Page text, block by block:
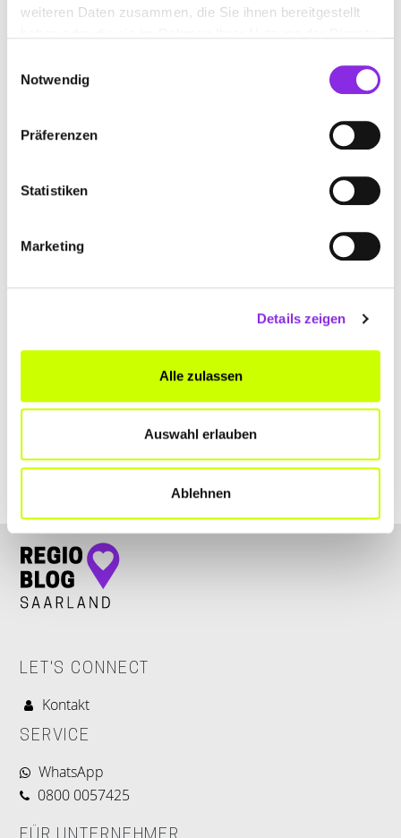
weiteren Daten zusammen, die Sie ihnen bereitgestellt
Notwendig
Präferenzen
Statistiken
Marketing
Details zeigen
Alle zulassen
Auswahl erlauben
Ablehnen
Sehr gute wohltuende Behandlung in einer schönen und
Sarina
– 08.09.2022
★★★★★
Bitte akzeptiere
, damit
LET'S CONNECT
Kontakt
SERVICE
WhatsApp
0800 0057425